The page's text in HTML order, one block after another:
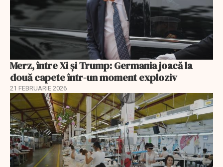
Merz, între Xi și Trump: Germania joacă la
două capete într-un moment exploziv
21 FEBRUARIE 2026